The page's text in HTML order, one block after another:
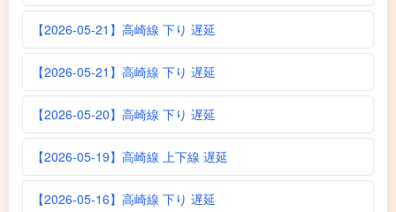
【2026-05-21】高崎線 下り 遅延
【2026-05-21】高崎線 下り 遅延
【2026-05-20】高崎線 下り 遅延
【2026-05-19】高崎線 上下線 遅延
【2026-05-16】高崎線 下り 遅延